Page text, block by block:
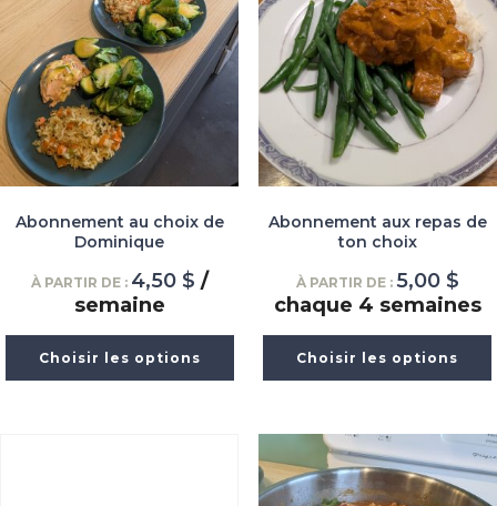
Abonnement au choix de
Dominique
À PARTIR DE : 4,50 $ /
semaine
Choisir les options
Abonnement aux repas de
ton choix
À PARTIR DE : 5,00 $
chaque 4 semaines
Choisir les options